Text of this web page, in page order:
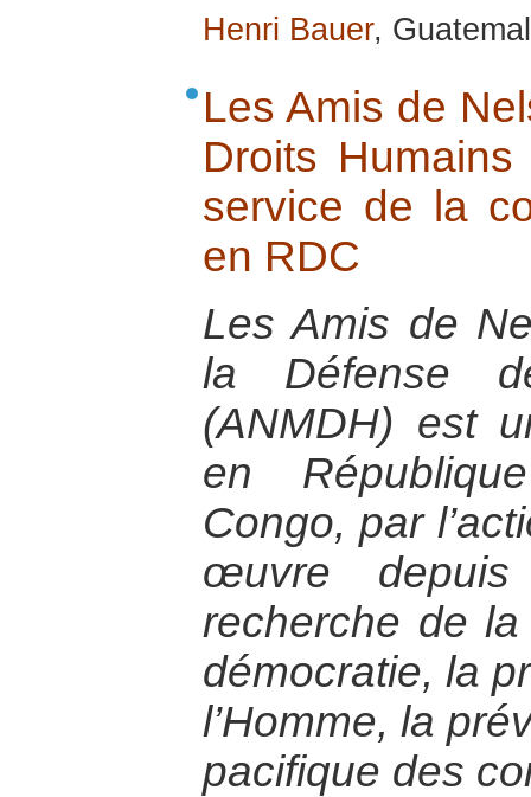
Henri Bauer,
Les Amis de
Droits
service de la
en RDC
Les Amis de
la Défense
(ANMDH) est
en
Congo, par
œuvre
recherche de
démocratie, la
l’Homme, la
pacifique des